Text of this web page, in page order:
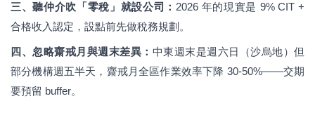
三、聽仲介吹「零稅」就設公司： 2026 年的現實是 9% CIT +
合格收入認定，設點前先做稅務規劃。
四、忽略齋戒月與週末差異： 中東週末是週六日（沙烏地）但
部分機構週五半天，齋戒月全區作業效率下降 30-50%——交期
要預留 buffer。